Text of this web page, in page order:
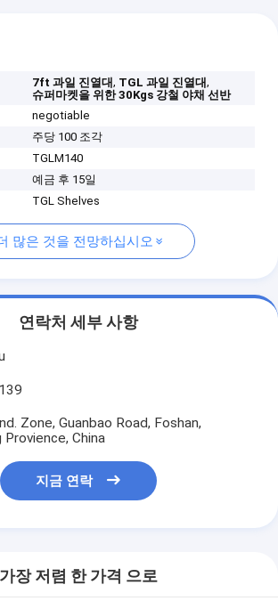
7ft 과일 진열대, TGL 과일 진열대,
슈퍼마켓을 위한 30Kgs 강철 야채 선반
negotiable
주당 100 조각
TGLM140
예금 후 15일
TGL Shelves
많은 것을 전망하십시오
연락처 세부 사항
Zone, Guanbao Road, Foshan,
Provience, China
지금 연락
가장 저렴 한 가격 으로